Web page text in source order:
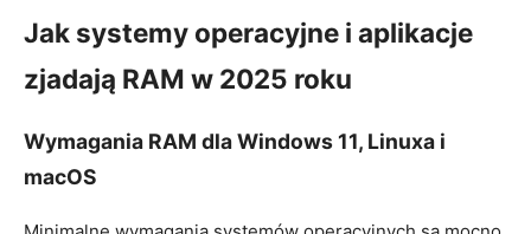
Jak systemy operacyjne i aplikacje
zjadają RAM w 2025 roku
Wymagania RAM dla Windows 11, Linuxa i
macOS